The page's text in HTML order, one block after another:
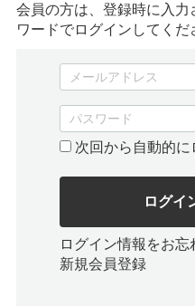
会員の方は、登録時に入
ワードでログインしてくだ
次回から自動的に
ログイ
ログイン情報をお忘
新規会員登録